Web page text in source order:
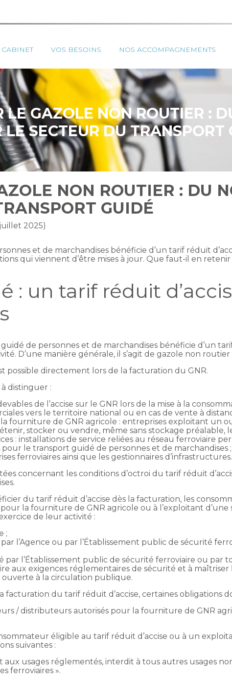
CABINET VOS BESOINS NOS ACCOMPAGNEMENTS
LE GAZOLE NON ROUTIER :
LE SECTEUR DU TRANSPORT
NON ROUTIER : DU
GUIDÉ
juillet 2025)
et de marchandises bénéficie d’un tarif réduit
qui viennent d’être mises à jour. Que faut-il en retenir
: un tarif réduit
de personnes et de marchandises bénéficie d’un
D’une manière générale, il s’agit de gazole non routier
possible directement lors de la facturation du GNR.
distinguer :
de l’accise sur le GNR lors de la mise à la
vers le territoire national ou en cas de vente à
fourniture de GNR agricole : entreprises exploitant un
stocker ou vendre, même sans stockage préalable,
: installations de service reliées au réseau ferroviaire
le transport guidé de personnes et de marchandises ;
ferroviaires ainsi que les gestionnaires d’infrastructures.
concernant les conditions d’octroi du tarif réduit
du tarif réduit d’accise dès la facturation, les
la fourniture de GNR agricole ou à l’exploitant
de leur activité :
;
l’Agence ou par l’Établissement public de sécurité
par l’Établissement public de sécurité ferroviaire ou par
aux exigences réglementaires de sécurité et à maîtriser
ouverte à la circulation publique.
facturation du tarif réduit d’accise, certaines obligations
/ distributeurs autorisés pour la fourniture de GNR
éligible au tarif réduit d’accise ou à un
suivantes :
usages réglementés, interdit à tous autres usages
ferroviaires ».